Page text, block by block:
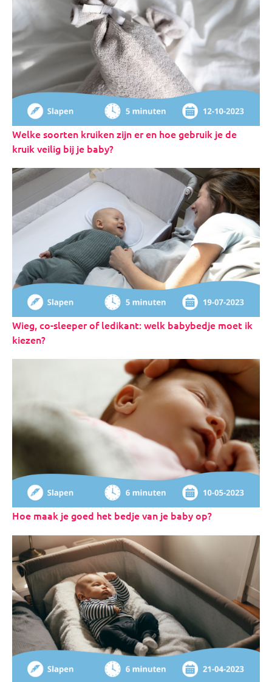
Welke soorten kruiken zijn er en hoe gebruik je de
kruik veilig bij je baby?
Wieg, co-sleeper of ledikant: welk babybedje moet ik
kiezen?
Hoe maak je goed het bedje van je baby op?